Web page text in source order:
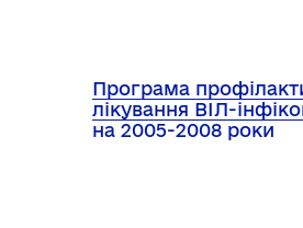
Програма
лікування ВІЛ-
на 2005-2008 роки